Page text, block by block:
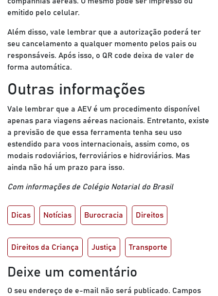
emitido pelo celular.
Além disso, vale lembrar que a autorização poderá ter
seu cancelamento a qualquer momento pelos pais ou
responsáveis. Após isso, o QR code deixa de valer de
forma automática.
Outras informações
Vale lembrar que a AEV é um procedimento disponível
apenas para viagens aéreas nacionais. Entretanto, existe
a previsão de que essa ferramenta tenha seu uso
estendido para voos internacionais, assim como, os
modais rodoviários, ferroviários e hidroviários. Mas
ainda não há um prazo para isso.
Com informações de Colégio Notarial do Brasil
Dicas Notícias Burocracia Direitos
Direitos da Criança Justiça Transporte
Deixe um comentário
O seu endereço de e-mail não será publicado. Campos